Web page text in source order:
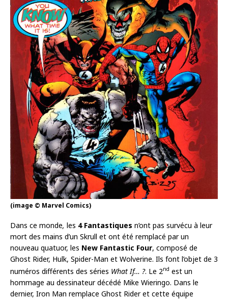
(image © Marvel Comics)
Dans ce monde, les 4 Fantastiques n’ont pas survécu à leur
mort des mains d’un Skrull et ont été remplacé par un
nouveau quatuor, les New Fantastic Four, composé de
Ghost Rider, Hulk, Spider-Man et Wolverine. Ils font l’objet de 3
numéros différents des séries What If… ?. Le 2nd est un
hommage au dessinateur décédé Mike Wieringo. Dans le
dernier, Iron Man remplace Ghost Rider et cette équipe